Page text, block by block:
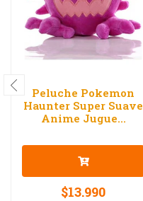
Peluche Pokemon
Haunter Super Suave
Anime Jugue...
$13.990